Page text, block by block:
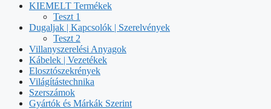
KIEMELT Termékek
Teszt 1
Dugaljak | Kapcsolók | Szerelvények
Teszt 2
Villanyszerelési Anyagok
Kábelek | Vezetékek
Elosztószekrények
Világítástechnika
Szerszámok
Gyártók és Márkák Szerint